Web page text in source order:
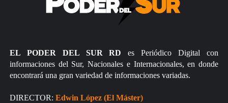
EL PODER DEL SUR RD es Periódico Digital con
informaciones del Sur, Nacionales e Internacionales, en donde
encontrará una gran variedad de informaciones variadas.
DIRECTOR: Edwin López (El Máster)